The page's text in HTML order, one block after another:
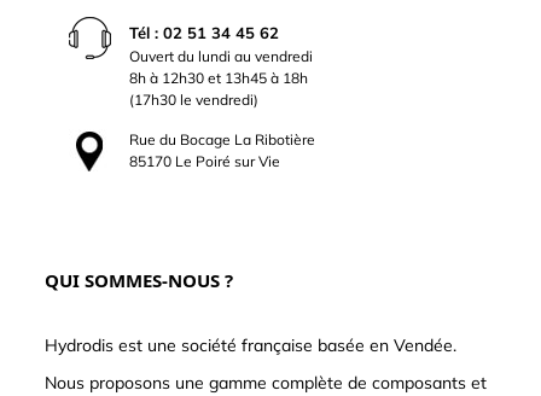
Tél : 02 51 34 45 62
Ouvert du lundi au vendredi
8h à 12h30 et 13h45 à 18h
(17h30 le vendredi)
Rue du Bocage La Ribotière
85170 Le Poiré sur Vie
QUI SOMMES-NOUS ?
Hydrodis est une société française basée en Vendée.
Nous proposons une gamme complète de composants et